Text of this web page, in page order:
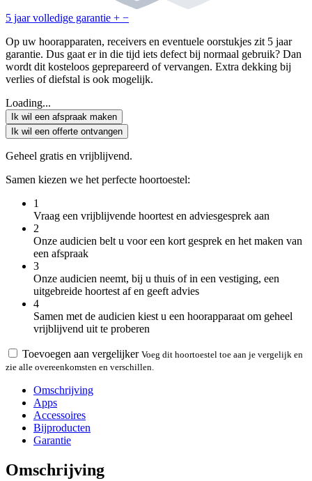
5 jaar volledige garantie + −
Op uw hoorapparaten, receivers en eventuele oorstukjes zit 5 jaar
garantie. Dus gaat er in die tijd iets defect bij normaal gebruik? Dan
wordt dit kosteloos geprepareerd of vervangen. Extra dekking bij
verlies of diefstal is ook mogelijk.
Loading...
Ik wil een afspraak maken
Ik wil een offerte ontvangen
Geheel gratis en vrijblijvend.
Samen kiezen we het perfecte hoortoestel:
1
Vraag een vrijblijvende hoortest en adviesgesprek aan
2
Onze audicien belt u voor een kort gesprek en het maken van
een afspraak
3
Onze audicien neemt, bij u thuis of in een vestiging, een
uitgebreide hoortest af en geeft advies
4
Samen met de audicien kiest u een hoorapparaat om geheel
vrijblijvend uit te proberen
Toevoegen aan vergelijker Voeg dit hoortoestel toe aan je vergelijk en
zie alle overeenkomsten en verschillen.
Omschrijving
Apps
Accessoires
Bijproducten
Garantie
Omschrijving